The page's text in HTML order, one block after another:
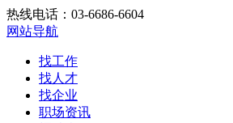
热线电话：03-6686-6604
网站导航
找工作
找人才
找企业
职场资讯